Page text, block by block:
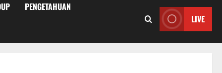
PENGETAHUAN
LIVE